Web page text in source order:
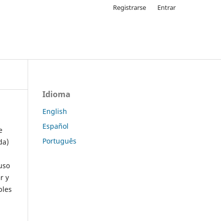
Registrarse Entrar
y
Idioma
English
Español
Português